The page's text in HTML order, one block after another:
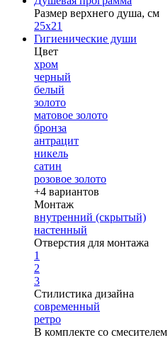
Размер верхнего душа, см
25х21
Гигиенические души
Цвет
хром
черный
белый
золото
матовое золото
бронза
антрацит
никель
сатин
розовое золото
+4 вариантов
Монтаж
внутренний (скрытый)
настенный
Отверстия для монтажа
1
2
3
Стилистика дизайна
современный
ретро
В комплекте со смесителем